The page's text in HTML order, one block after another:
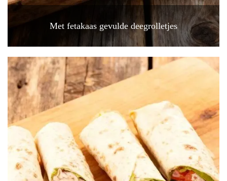
Met fetakaas gevulde deegrolletjes